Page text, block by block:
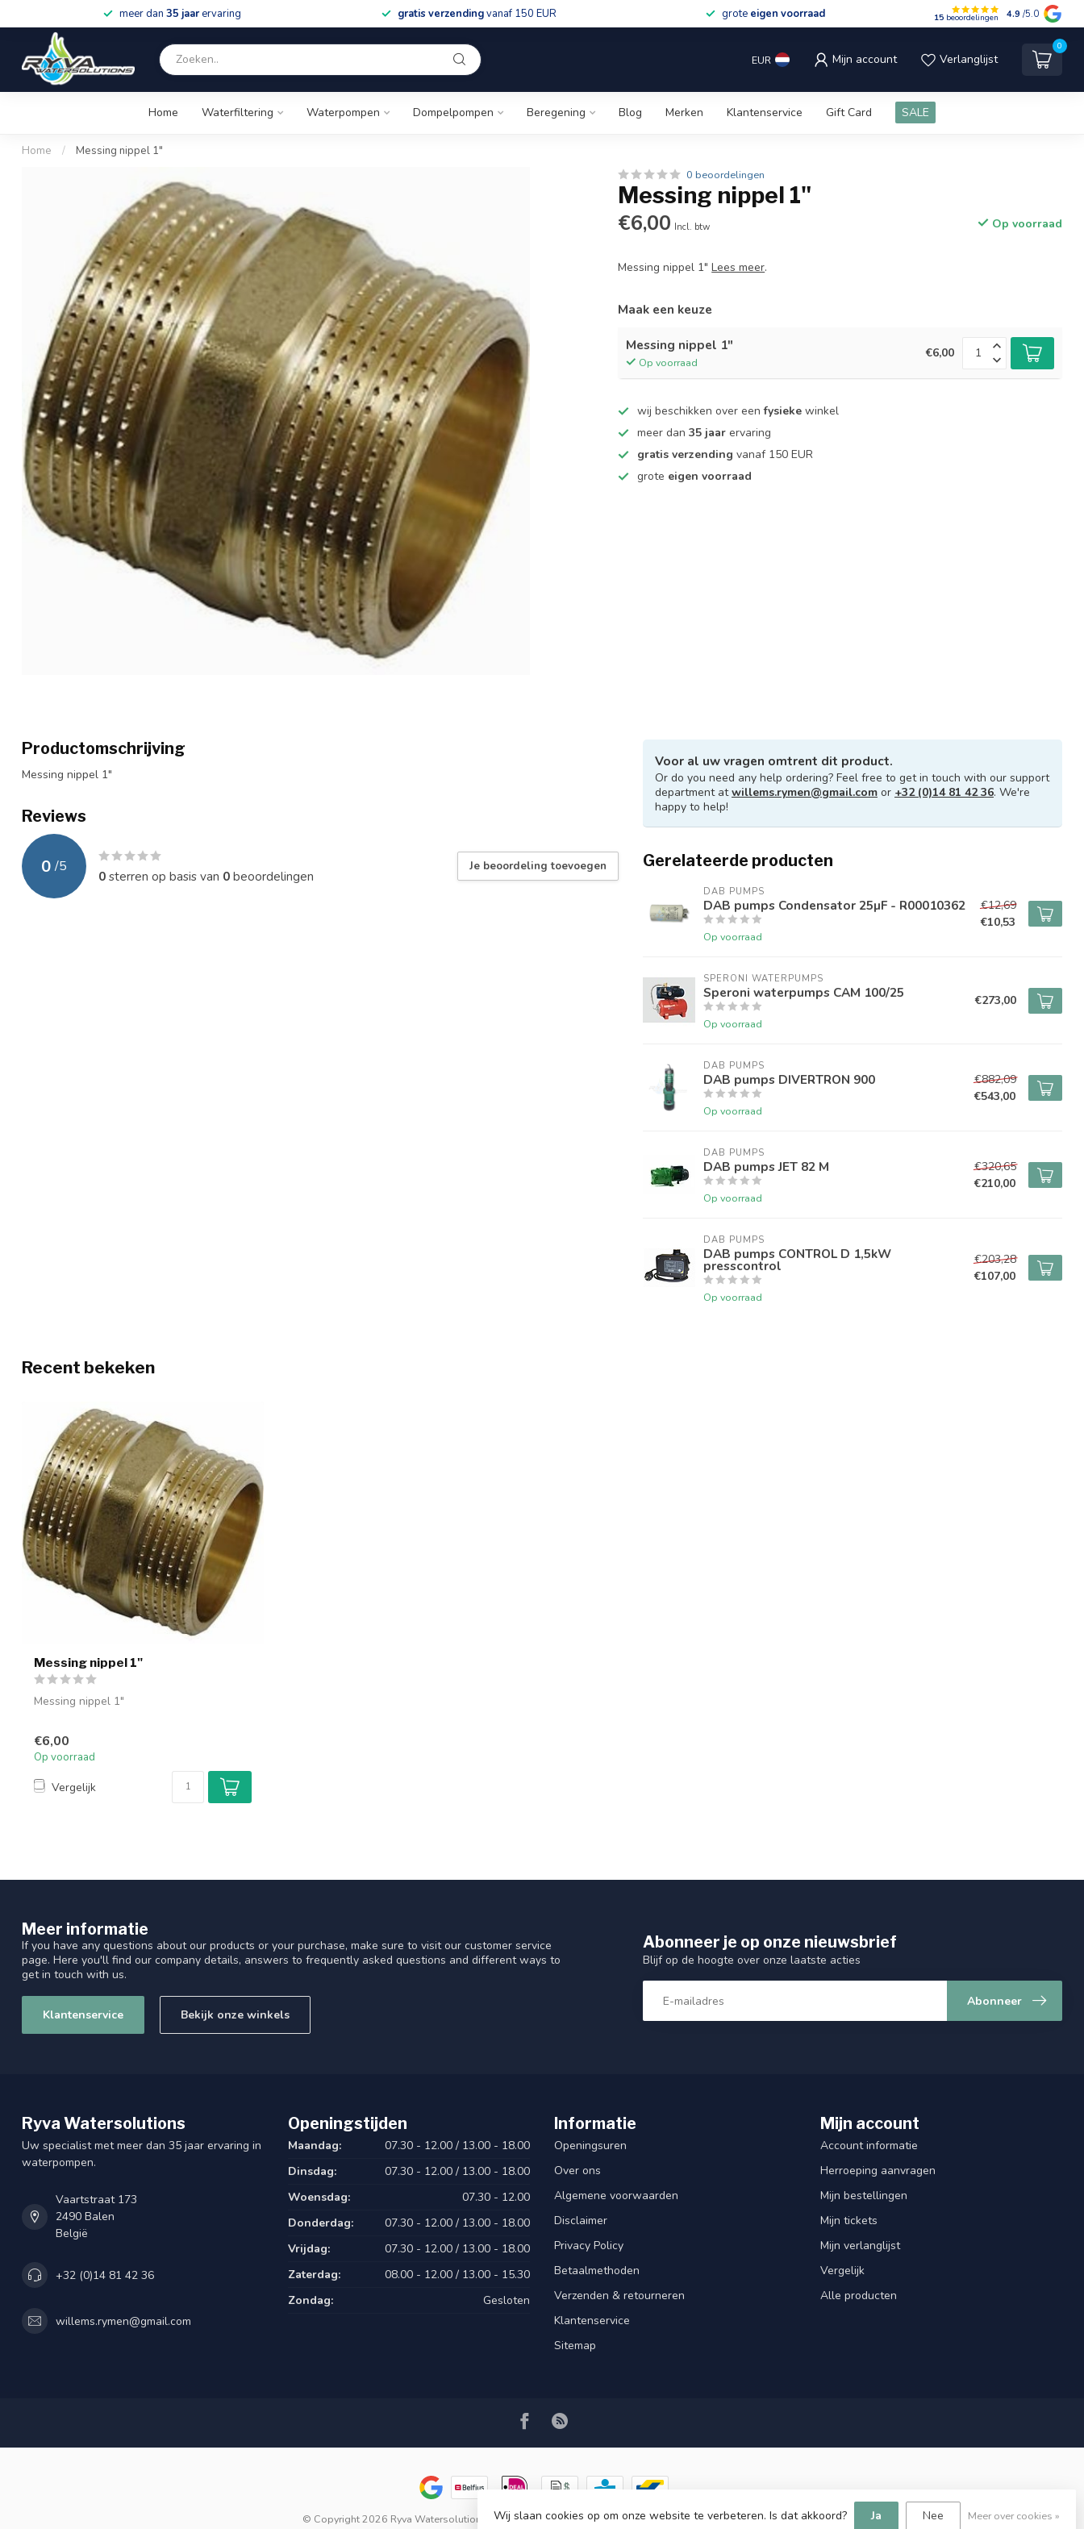
meer dan 35 jaarervaring gratis verzendingvanaf 150 EUR grote eigen voorraad 15 beoordelingen 4.9 /5.0
EUR Mijn account Verlanglijst
0
Home Waterfiltering Waterpompen Dompelpompen Beregening Blog Merken Klantenservice Gift Card SALE
Home / Messing nippel 1"
0 beoordelingen
Messing nippel 1"
€6,00 Incl. btw Op voorraad
Messing nippel 1"Lees meer.
Maak een keuze
Messing nippel 1"
Op voorraad
€6,00
wij beschikken over eenfysieke winkel
meer dan35 jaar ervaring
gratis verzending vanaf 150 EUR
grote eigen voorraad
Productomschrijving
Messing nippel 1"
Reviews
0 /5
0sterren op basis van 0beoordelingen
Je beoordeling toevoegen
Voor al uw vragen omtrent dit product.
Or do you need any help ordering? Feel free to get in touch with our support
department atwillems.rymen@gmail.com or +32 (0)14 81 42 36. We're
happy to help!
Gerelateerde producten
DAB PUMPS
DAB pumps Condensator 25µF - R00010362
Op voorraad
€12,69
€10,53
SPERONI WATERPUMPS
Speroni waterpumps CAM 100/25
Op voorraad
€273,00
DAB PUMPS
DAB pumps DIVERTRON 900
Op voorraad
€882,09
€543,00
DAB PUMPS
DAB pumps JET 82 M
Op voorraad
€320,65
€210,00
DAB PUMPS
DAB pumps CONTROL D 1,5kW
presscontrol
Op voorraad
€203,28
€107,00
Recent bekeken
Messing nippel 1"
Messing nippel 1"
€6,00
Op voorraad
Vergelijk
Meer informatie
If you have any questions about our products or your purchase, make sure to visit our customer service
page. Here you'll find our company details, answers to frequently asked questions and different ways to
get in touch with us.
Klantenservice Bekijk onze winkels
Abonneer je op onze nieuwsbrief
Blijf op de hoogte over onze laatste acties
Abonneer
Ryva Watersolutions
Uw specialist met meer dan 35 jaar ervaring in
waterpompen.
Vaartstraat 173
2490 Balen
België
+32 (0)14 81 42 36
willems.rymen@gmail.com
Openingstijden
Maandag:
07.30 - 12.00 / 13.00 - 18.00
Dinsdag:
07.30 - 12.00 / 13.00 - 18.00
Woensdag:
07.30 - 12.00
Donderdag:
07.30 - 12.00 / 13.00 - 18.00
Vrijdag:
07.30 - 12.00 / 13.00 - 18.00
Zaterdag:
08.00 - 12.00 / 13.00 - 15.30
Zondag:
Gesloten
Informatie
Openingsuren
Over ons
Algemene voorwaarden
Disclaimer
Privacy Policy
Betaalmethoden
Verzenden & retourneren
Klantenservice
Sitemap
Mijn account
Account informatie
Herroeping aanvragen
Mijn bestellingen
Mijn tickets
Mijn verlanglijst
Vergelijk
Alle producten
© Copyright 2026 Ryva Watersolutions - Powered byLightspeed-Lightspeed design byDyvelopment
Wij slaan cookies op om onze website te verbeteren. Is dat akkoord? Ja Nee Meer over cookies »